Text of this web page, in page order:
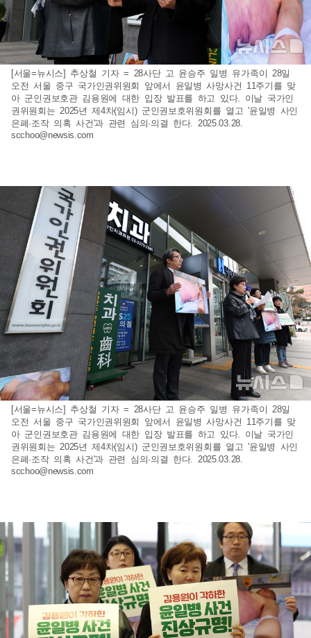
[서울=뉴시스] 추상철 기자 = 28사단 고 윤승주 일병 유가족이 28일
오전 서울 중구 국가인권위원회 앞에서 윤일병 사망사건 11주기를 맞
아 군인권보호관 김용원에 대한 입장 발표를 하고 있다. 이날 국가인
권위원회는 2025년 제4차(임시) 군인권보호위원회를 열고 '윤일병 사인
은폐·조작 의혹 사건'과 관련 심의·의결 한다. 2025.03.28.
scchoo@newsis.com
[서울=뉴시스] 추상철 기자 = 28사단 고 윤승주 일병 유가족이 28일
오전 서울 중구 국가인권위원회 앞에서 윤일병 사망사건 11주기를 맞
아 군인권보호관 김용원에 대한 입장 발표를 하고 있다. 이날 국가인
권위원회는 2025년 제4차(임시) 군인권보호위원회를 열고 '윤일병 사인
은폐·조작 의혹 사건'과 관련 심의·의결 한다. 2025.03.28.
scchoo@newsis.com